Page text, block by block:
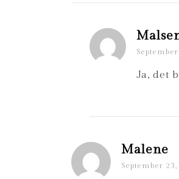
Ja, det
Malene
September